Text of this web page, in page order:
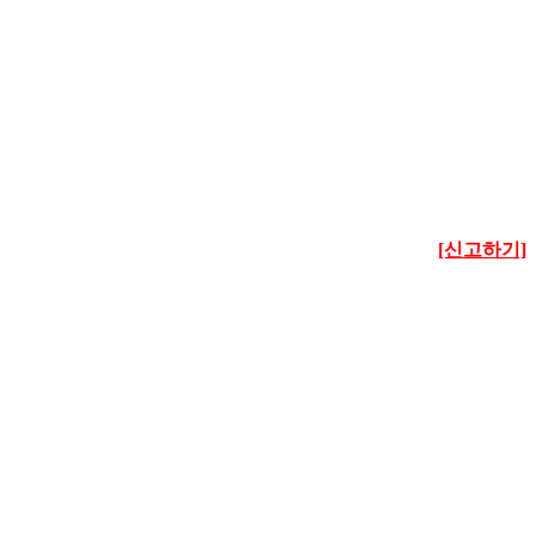
[신고하기]